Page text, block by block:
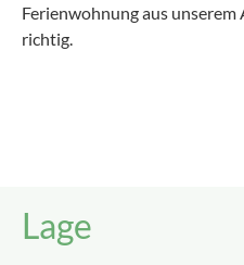
Ferienwohnung aus unserem
richtig.
Lage